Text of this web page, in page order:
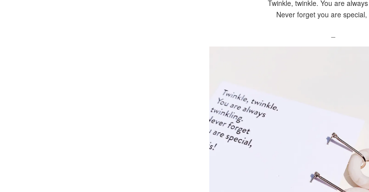
Twinkle, twinkle. You are
Never forget you are special,